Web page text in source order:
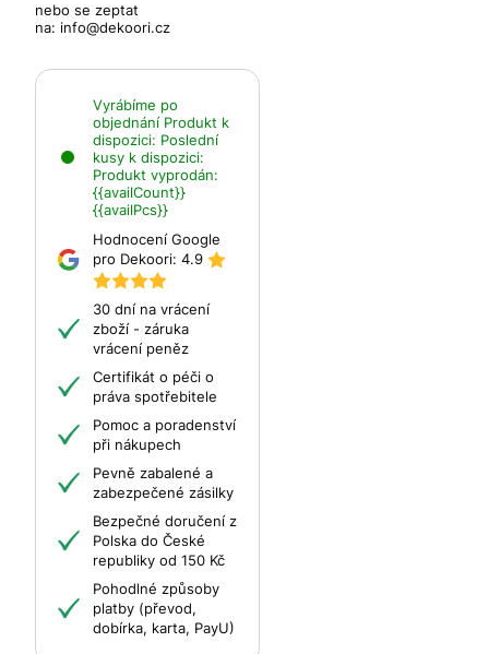
nebo se zeptat
na: info@dekoori.cz
Vyrábíme po
objednání Produkt k
dispozici: Poslední
kusy k dispozici:
Produkt vyprodán:
{{availCount}}
{{availPcs}}
Hodnocení Google
pro Dekoori: 4.9
30 dní na vrácení
zboží - záruka
vrácení peněz
Certifikát o péči o
práva spotřebitele
Pomoc a poradenství
při nákupech
Pevně zabalené a
zabezpečené zásilky
Bezpečné doručení z
Polska do České
republiky od 150 Kč
Pohodlné způsoby
platby (převod,
dobírka, karta, PayU)